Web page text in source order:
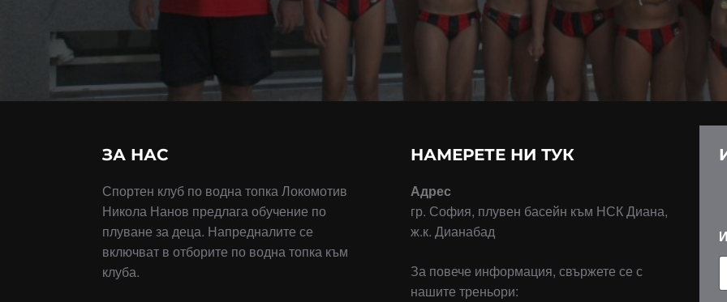
ЗА НАС
Спортен клуб по водна топка Локомотив
Никола Нанов предлага обучение по
плуване за деца. Напредналите се
включват в отборите по водна топка към
клуба.
НАМЕРЕТЕ НИ ТУК
Адрес
гр. София, плувен басейн към НСК Диана,
ж.к. Дианабад
За повече информация, свържете се с
нашите треньори:
D
P